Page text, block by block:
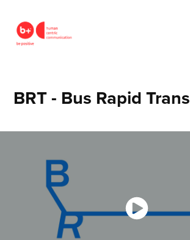
BRT - Bus Rapid